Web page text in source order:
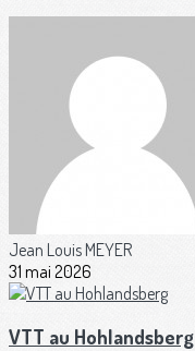
Jean Louis MEYER
31 mai 2026
VTT au Hohlandsberg